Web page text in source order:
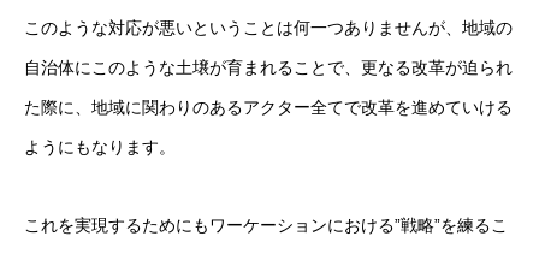
このような対応が悪いということは何一つありませんが、地域の
自治体にこのような土壌が育まれることで、更なる改革が迫られ
た際に、地域に関わりのあるアクター全てで改革を進めていける
ようにもなります。
これを実現するためにもワーケーションにおける”戦略”を練るこ